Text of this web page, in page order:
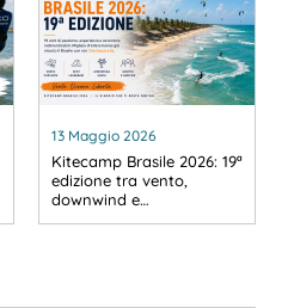
13 Maggio 2026
Kitecamp Brasile 2026: 19ª
edizione tra vento,
downwind e…